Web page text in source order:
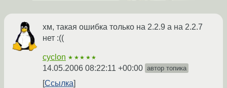
хм, такая ошибка только на 2.2.9 а на 2.2.7
нет :((
cyclon ★★★★★
14.05.2006 08:22:11 +00:00 автор топика
Ссылка